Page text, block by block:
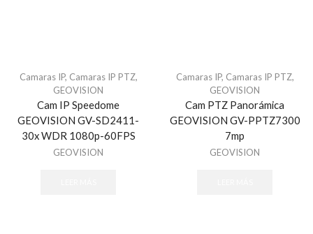
Camaras IP, Camaras IP PTZ,
GEOVISION
Cam IP Speedome
GEOVISION GV-SD2411-
30x WDR 1080p-60FPS
GEOVISION
Camaras IP, Camaras IP PTZ,
GEOVISION
Cam PTZ Panorámica
GEOVISION GV-PPTZ7300
7mp
GEOVISION